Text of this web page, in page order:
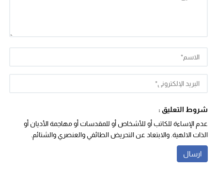
شروط التعليق :
عدم الإساءة للكاتب أو للأشخاص أو للمقدسات أو مهاجمة الأديان أو
الذات الالهية. والابتعاد عن التحريض الطائفي والعنصري والشتائم.